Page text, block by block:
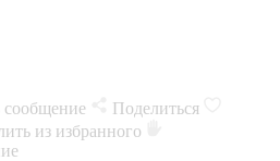
сообщение
Поделиться
из избранного